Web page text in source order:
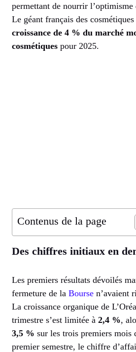
permettant de nourrir l’optimisme
Le géant français des
croissance de 4 % du marché
cosmétiques pour 2025.
Contenus de la page
Des chiffres initiaux en
Les premiers résultats dévoilés
fermeture de la Bourse n’avaient
La croissance organique de
trimestre s’est limitée à 2,4 %,
3,5 % sur les trois premiers mois
premier semestre, le chiffre